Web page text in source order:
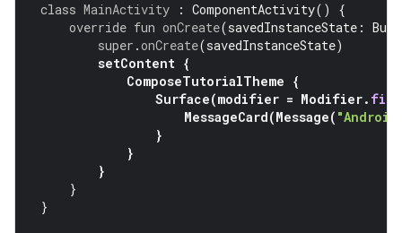
class MainActivity : ComponentActivity()
{
override fun onCreate(savedInstanceState :
super .onCreate(savedInstanceState)
setContent {
ComposeTutorialTheme {
Surface(modifier = Modifier.
MessageCard(Message(
}
}
}
}
}